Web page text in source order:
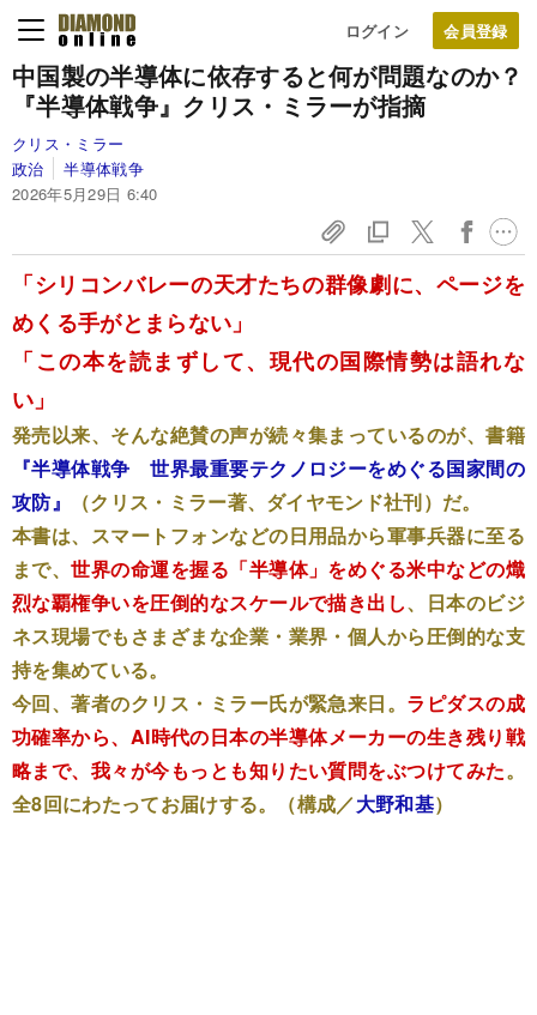
ログイン
中国製の半導体に依存すると何が問題なのか？
『半導体戦争』クリス・ミラーが指摘
クリス・ミラー
政治
半導体戦争
2026年5月29日 6:40
「シリコンバレーの天才たちの群像劇に、ページを
めくる手がとまらない」
「この本を読まずして、現代の国際情勢は語れな
い」
発売以来、そんな絶賛の声が続々集まっているのが、書籍
『半導体戦争 世界最重要テクノロジーをめぐる国家間の
攻防』
（クリス・ミラー著、ダイヤモンド社刊）だ。
本書は、スマートフォンなどの日用品から軍事兵器に至る
まで、世界の命運を握る「半導体」をめぐる米中などの熾
烈な覇権争いを圧倒的なスケールで描き出し、日本のビジ
ネス現場でもさまざまな企業・業界・個人から圧倒的な支
持を集めている。
今回、著者のクリス・ミラー氏が緊急来日。 ラピダスの成
功確率から、AI時代の日本の半導体メーカーの生き残り戦
略まで、我々が今もっとも知りたい質問をぶつけてみた。
全8回にわたってお届けする。（構成／大野和基）